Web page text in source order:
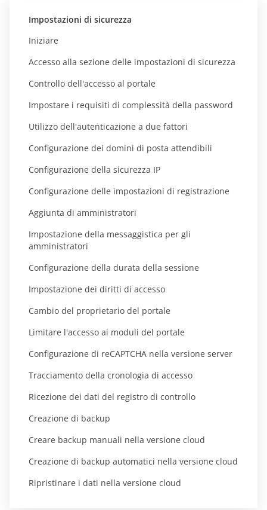
Impostazioni di sicurezza
Iniziare
Accesso alla sezione delle impostazioni di sicurezza
Controllo dell'accesso al portale
Impostare i requisiti di complessità della password
Utilizzo dell'autenticazione a due fattori
Configurazione dei domini di posta attendibili
Configurazione della sicurezza IP
Configurazione delle impostazioni di registrazione
Aggiunta di amministratori
Impostazione della messaggistica per gli
amministratori
Configurazione della durata della sessione
Impostazione dei diritti di accesso
Cambio del proprietario del portale
Limitare l'accesso ai moduli del portale
Configurazione di reCAPTCHA nella versione server
Tracciamento della cronologia di accesso
Ricezione dei dati del registro di controllo
Creazione di backup
Creare backup manuali nella versione cloud
Creazione di backup automatici nella versione cloud
Ripristinare i dati nella versione cloud